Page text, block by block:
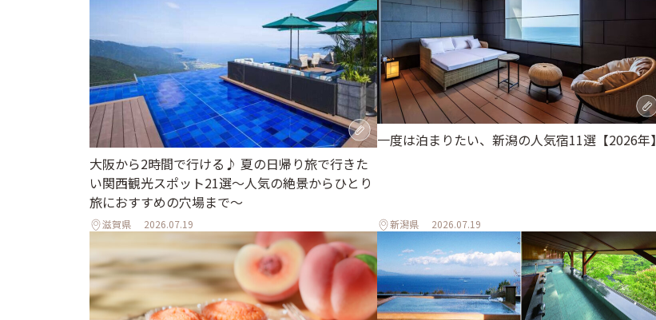
大阪から2時間で行ける♪ 夏の日帰り旅で行きた
い関西観光スポット21選～人気の絶景からひとり
旅におすすめの穴場まで～
滋賀県 2026.07.19
一度は泊まりたい、新潟の人気宿11選【2026年】
新潟県 2026.07.19